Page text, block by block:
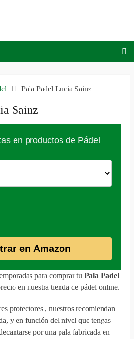
Pala Padel Lucia Sainz
Sainz
en productos de Pádel
en Amazon
para comprar tuPala Padel
en nuestra tienda de pádel online.
protectores , nuestros recomiendan
y en función del nivel que tengas
por una pala fabricada en